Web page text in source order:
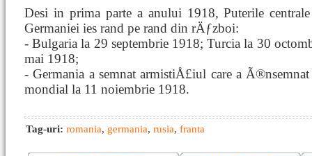
Desi in prima parte a anului 1918, Puterile
Germaniei ies rand pe rand din rÄƒzboi:
- Bulgaria la 29 septembrie 1918; Turcia la 30
mai 1918;
- Germania a semnat armistiÅ£iul care a
mondial la 11 noiembrie 1918.
Tag-uri: romania, germania, rusia, franta